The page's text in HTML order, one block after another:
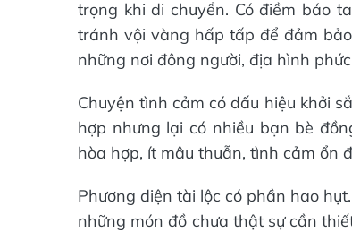
trọng khi di chuyển. Có điềm báo
tránh vội vàng hấp tấp để đảm
những nơi đông người, địa hình
Chuyện tình cảm có dấu hiệu khởi
hợp nhưng lại có nhiều bạn bè
hòa hợp, ít mâu thuẫn, tình cảm ổn
Phương diện tài lộc có phần hao
những món đồ chưa thật sự cần